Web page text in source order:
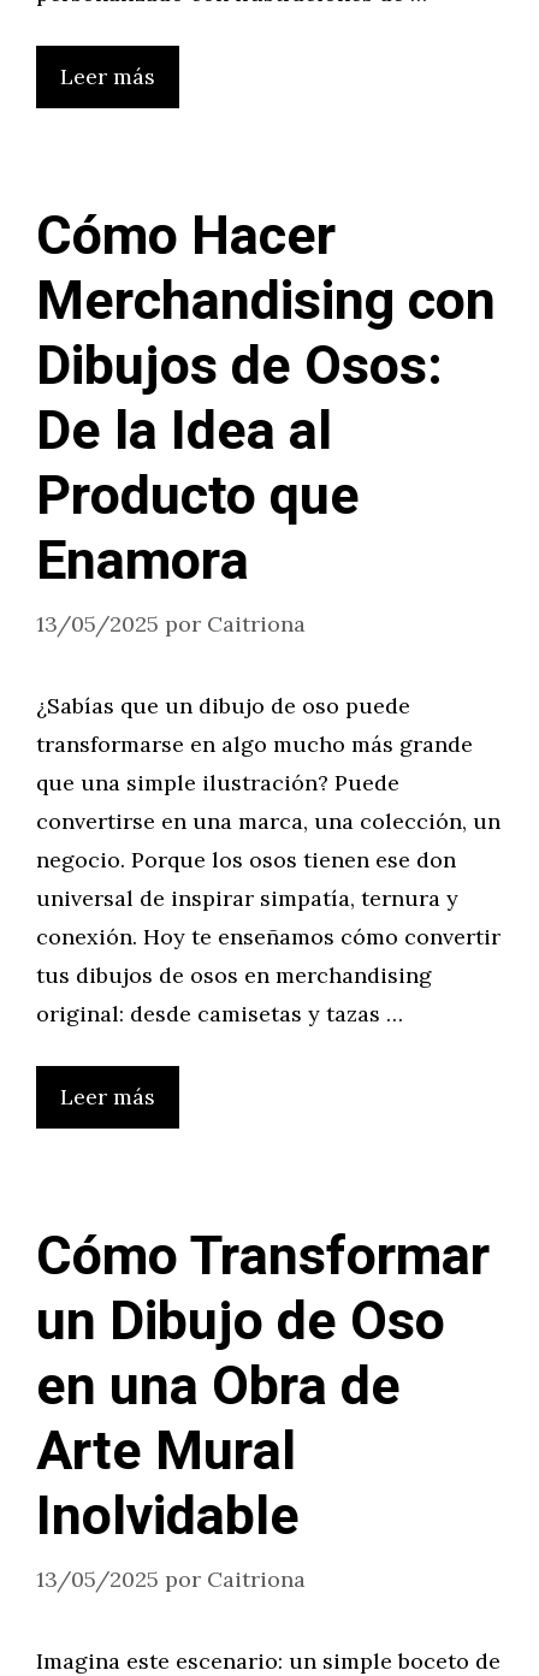
Leer más
Cómo Hacer
Merchandising con
Dibujos de Osos:
De la Idea al
Producto que
Enamora
13/05/2025 por Caitriona
¿Sabías que un dibujo de oso puede
transformarse en algo mucho más grande
que una simple ilustración? Puede
convertirse en una marca, una colección, un
negocio. Porque los osos tienen ese don
universal de inspirar simpatía, ternura y
conexión. Hoy te enseñamos cómo convertir
tus dibujos de osos en merchandising
original: desde camisetas y tazas …
Leer más
Cómo Transformar
un Dibujo de Oso
en una Obra de
Arte Mural
Inolvidable
13/05/2025 por Caitriona
Imagina este escenario: un simple boceto de